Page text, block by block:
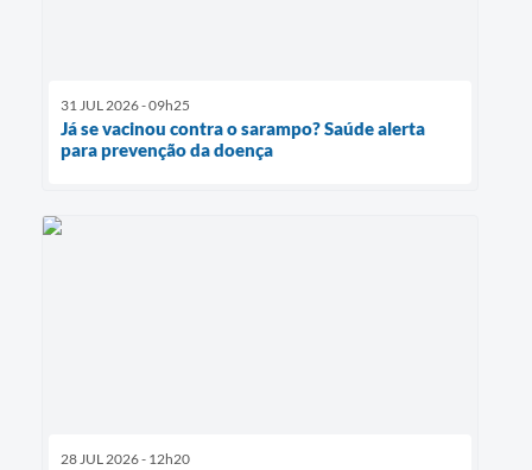
31 JUL 2026 - 09h25
Já se vacinou contra o sarampo? Saúde alerta
para prevenção da doença
28 JUL 2026 - 12h20